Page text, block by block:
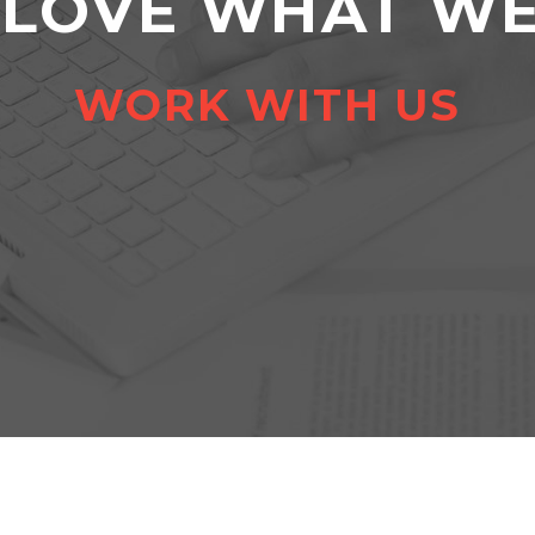
WORK WITH US